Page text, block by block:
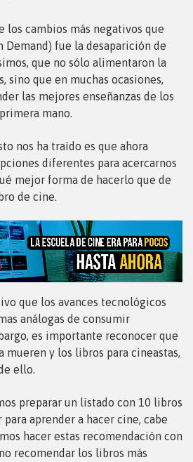
los cambios más negativos que
Demand) fue la desaparición de
que no sólo alimentaron la
sino que en muchas ocasiones,
las mejores enseñanzas de los
mano.
nos ha traído es que ahora
diferentes para acercarnos
mejor forma de hacerlo que de
de cine.
que los avances tecnológicos
análogas de consumir
es importante reconocer que
mueren y los libros para cineastas,
ello.
preparar un listado con 10 libros
aprender a hacer cine, cabe
hacer estas recomendación con
recomendar los libros más